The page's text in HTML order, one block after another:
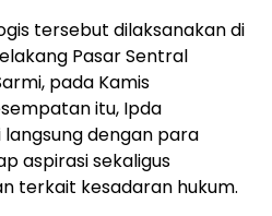
tersebut dilaksanakan di
Pasar Sentral
pada Kamis
itu, Ipda
dengan para
aspirasi sekaligus
terkait kesadaran hukum.